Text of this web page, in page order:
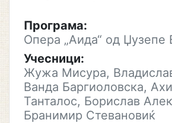
Програма:
Опера „Аида“ од Џузепе
Учесници:
Жужа Мисура,
Ванда Баргиоловска,
Танталос, Борислав
Бранимир Стевановиќ